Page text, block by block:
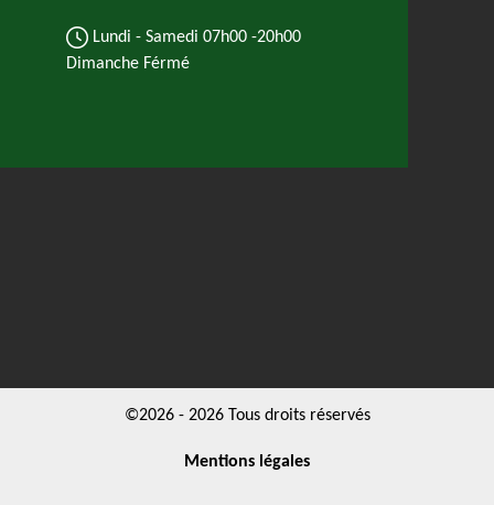
Lundi - Samedi 07h00 -20h00
Dimanche Férmé
©2026 - 2026 Tous droits réservés
Mentions légales